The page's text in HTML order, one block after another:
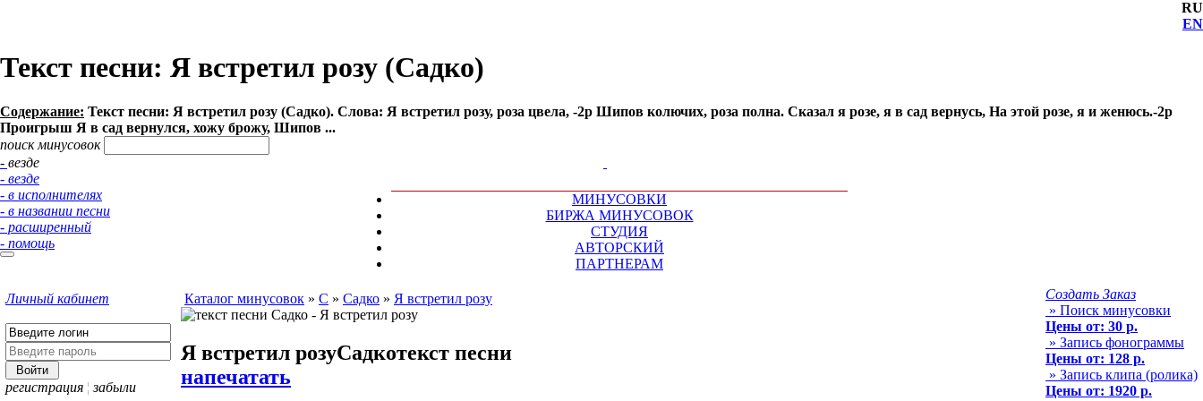
RU
EN
Текст песни: Я встретил розу (Садко)
Содержание: Текст песни: Я встретил розу (Садко). Слова: Я встретил розу, роза цвела, -2р Шипов колючих, роза полна. Сказал я розе, я в сад вернусь, На этой розе, я и женюсь.-2р
Проигрыш Я в сад вернулся, хожу брожу, Шипов ...
поиск минусовок
- везде
- везде
- в исполнителях
- в названии песни
- расширенный
- помощь
МИНУСОВКИ
БИРЖА МИНУСОВОК
СТУДИЯ
АВТОРСКИЙ
ПАРТНЕРАМ
Личный кабинет
регистрация ¦ забыли
Каталог минусовок » С » Садко » Я встретил розу
Я встретил розуСадкотекст песни
напечатать
Создать Заказ
» Поиск минусовки
Цены от: 30 р.
» Запись фонограммы
Цены от: 128 р.
» Запись клипа (ролика)
Цены от: 1920 р.